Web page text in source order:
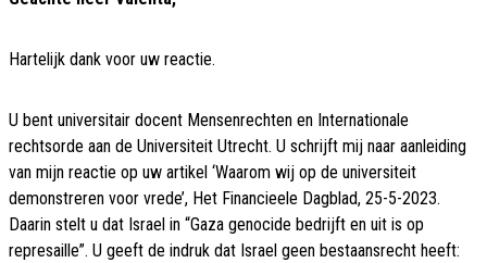
Hartelijk dank voor uw reactie.
U bent universitair docent Mensenrechten en Internationale
rechtsorde aan de Universiteit Utrecht. U schrijft mij naar aanleiding
van mijn reactie op uw artikel ‘Waarom wij op de universiteit
demonstreren voor vrede’, Het Financieele Dagblad, 25-5-2023.
Daarin stelt u dat Israel in “Gaza genocide bedrijft en uit is op
represaille”. U geeft de indruk dat Israel geen bestaansrecht heeft: